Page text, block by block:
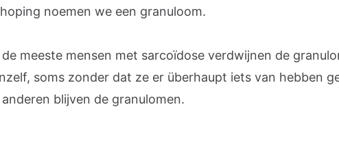
noemen we een granuloom.
de meeste mensen met sarcoïdose verdwijnen de
soms zonder dat ze er überhaupt iets van hebben
anderen blijven de granulomen.